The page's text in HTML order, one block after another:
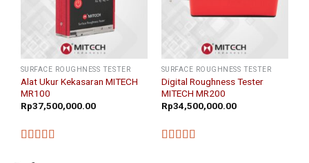
SURFACE ROUGHNESS TESTER
Alat Ukur Kekasaran MITECH
MR100
Rp37,500,000.00
SURFACE ROUGHNESS TESTER
Digital Roughness Tester
MITECH MR200
Rp34,500,000.00